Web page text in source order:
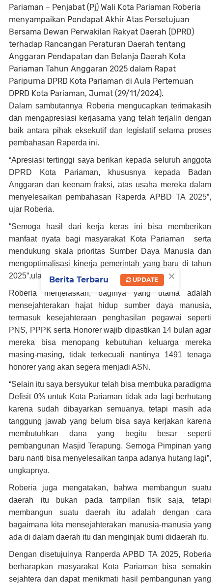
Pariaman – Penjabat (Pj) Wali Kota Pariaman Roberia
menyampaikan Pendapat Akhir Atas Persetujuan
Bersama Dewan Perwakilan Rakyat Daerah (DPRD)
terhadap Rancangan Peraturan Daerah tentang
Anggaran Pendapatan dan Belanja Daerah Kota
Pariaman Tahun Anggaran 2025 dalam Rapat
Paripurna DPRD Kota Pariaman di Aula Pertemuan
DPRD Kota Pariaman, Jumat (29/11/2024).
Dalam sambutannya Roberia mengucapkan terimakasih
dan mengapresiasi kerjasama yang telah terjalin dengan
baik antara pihak eksekutif dan legislatif selama proses
pembahasan Raperda ini.
“Apresiasi tertinggi saya berikan kepada seluruh anggota
DPRD Kota Pariaman, khususnya kepada Badan
Anggaran dan keenam fraksi, atas usaha mereka dalam
menyelesaikan pembahasan Raperda APBD TA 2025”,
ujar Roberia.
“Semoga hasil dari kerja keras ini bisa memberikan
manfaat nyata bagi masyarakat Kota Pariaman serta
mendukung skala prioritas Sumber Daya Manusia dan
mengoptimalisasi kinerja pemerintah yang baru di tahun
2025”,ulasnya.
Roberia menjelaskan, baginya yang utama adalah
mensejahterakan hajat hidup sumber daya manusia,
termasuk kesejahteraan penghasilan pegawai seperti
PNS, PPPK serta Honorer wajib dipastikan 14 bulan agar
mereka bisa menopang kebutuhan keluarga mereka
masing-masing, tidak terkecuali nantinya 1491 tenaga
honorer yang akan segera menjadi ASN.
“Selain itu saya bersyukur telah bisa membuka paradigma
Defisit 0% untuk Kota Pariaman tidak ada lagi berhutang
karena sudah dibayarkan semuanya, tetapi masih ada
tanggung jawab yang belum bisa saya kerjakan karena
membutuhkan dana yang begitu besar seperti
pembangunan Masjid Terapung. Semoga Pimpinan yang
baru nanti bisa menyelesaikan tanpa adanya hutang lagi”,
ungkapnya.
Roberia juga mengatakan, bahwa membangun suatu
daerah itu bukan pada tampilan fisik saja, tetapi
membangun suatu daerah itu adalah dengan cara
bagaimana kita mensejahterakan manusia-manusia yang
ada di dalam daerah itu dan menginjak bumi didaerah itu.
Dengan disetujuinya Ranperda APBD TA 2025, Roberia
berharapkan masyarakat Kota Pariaman bisa semakin
sejahtera dan dapat menikmati hasil pembangunan yang
×
Berita Terbaru UPDATE